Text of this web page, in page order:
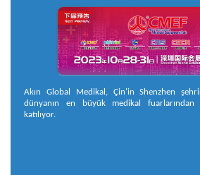
Akın Global Medikal, Çin'in Shenzhen
dünyanın en büyük medikal fuarlarından
katılıyor.